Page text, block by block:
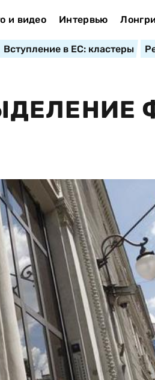
и видео Интервью
Вступление в ЕС: кластеры